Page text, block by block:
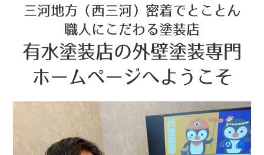
三河地方（西三河）密着でとことん
職人にこだわる塗装店
有水塗装店の外壁塗装専門
ホームページへようこそ